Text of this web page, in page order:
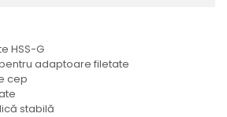
HSS-G
adaptoare filetate
cep
stabilă